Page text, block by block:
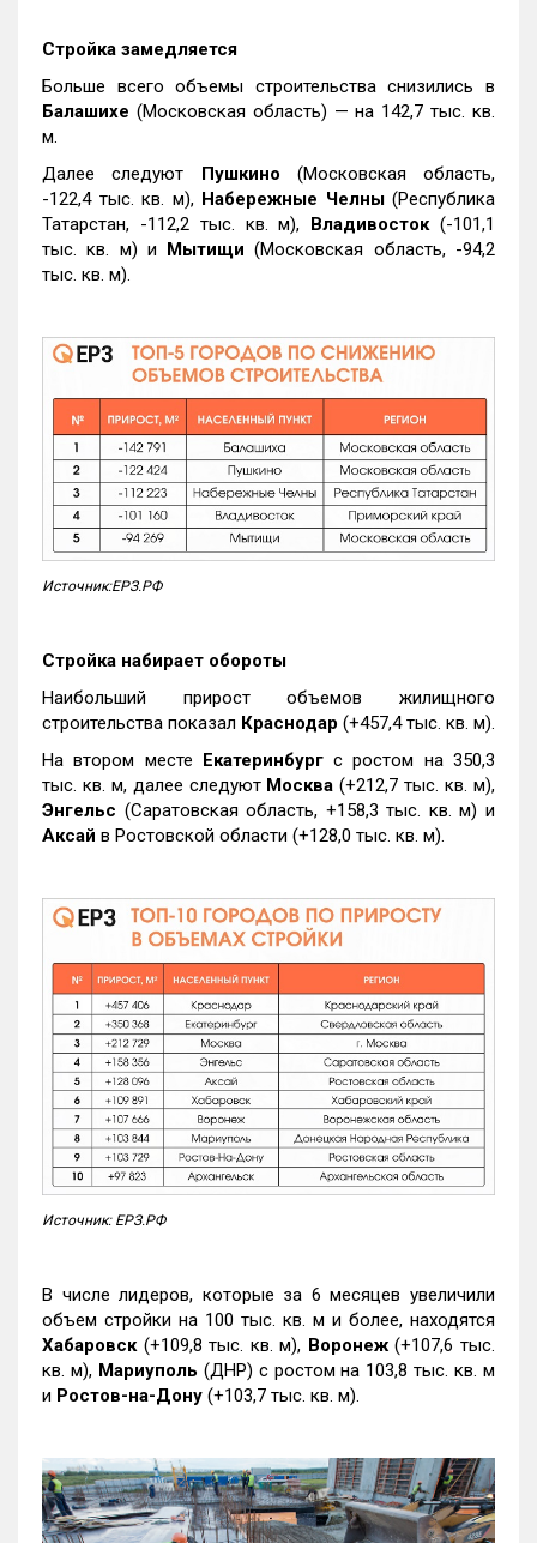
Стройка замедляется
Больше всего объемы строительства снизились в
Балашихе (Московская область) — на 142,7 тыс. кв.
м.
Далее следуют Пушкино (Московская область,
-122,4 тыс. кв. м), Набережные Челны(Республика
Татарстан, -112,2 тыс. кв. м), Владивосток(-101,1
тыс. кв. м) и Мытищи (Московская область, -94,2
тыс. кв. м).
Источник:ЕРЗ.РФ
Стройка набирает обороты
Наибольший прирост объемов жилищного
строительства показал Краснодар (+457,4 тыс. кв. м).
На втором месте Екатеринбургс ростом на 350,3
тыс. кв. м, далее следуют Москва (+212,7 тыс. кв. м),
Энгельс (Саратовская область, +158,3 тыс. кв. м) и
Аксай в Ростовской области (+128,0 тыс. кв. м).
Источник: ЕРЗ.РФ
В числе лидеров, которые за 6 месяцев увеличили
объем стройки на 100 тыс. кв. м и более, находятся
Хабаровск (+109,8 тыс. кв. м), Воронеж(+107,6 тыс.
кв. м), Мариуполь (ДНР) с ростом на 103,8 тыс. кв. м
и Ростов-на-Дону (+103,7 тыс. кв. м).